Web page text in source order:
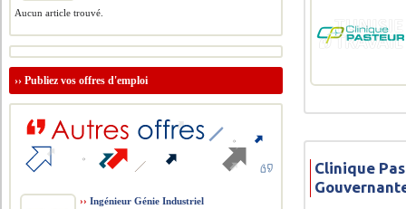
Clinique
Aucun article trouvé.
››Publiez vos offres d'emploi
›› Ingénieur Génie Industriel